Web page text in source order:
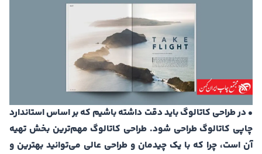
• در طراحی کاتالوگ باید دقت داشته باشیم که بر اساس استاندارد
چاپی کاتالوگ طراحی شود. طراحی کاتالوگ مهم‌ترین بخش تهیه
آن است، چرا که با یک چیدمان و طراحی عالی می‌توانید بهترین و